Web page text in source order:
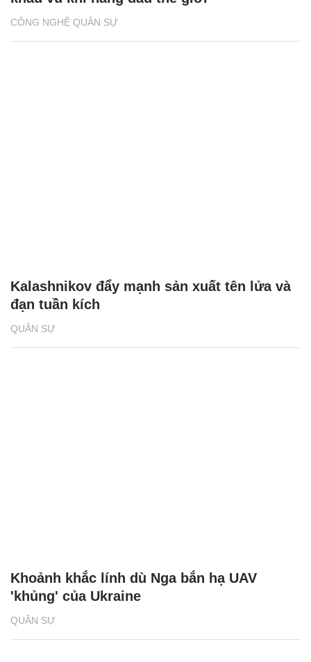
CÔNG NGHỆ QUÂN SỰ
QUÂN SỰ
Kalashnikov đẩy mạnh sản xuất tên lửa và
đạn tuần kích
QUÂN SỰ
Khoảnh khắc lính dù Nga bắn hạ UAV
'khủng' của Ukraine